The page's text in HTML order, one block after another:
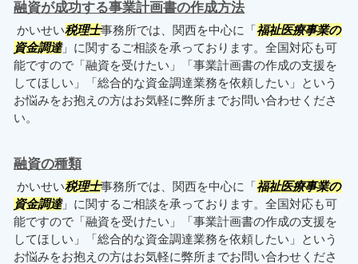
融資が成功する事業計画書の作成方法
かいせい税理士事務所では、関西を中心に「福祉医療事業の
資金調達」に関するご相談を承っております。全国対応も可
能ですので「融資を受けたい」「事業計画書の作成の支援を
してほしい」「総合的な資金調達業務を依頼したい」という
お悩みをお抱えの方はお気軽に弊所までお問い合わせくださ
い。
融資の種類
かいせい税理士事務所では、関西を中心に「福祉医療事業の
資金調達」に関するご相談を承っております。全国対応も可
能ですので「融資を受けたい」「事業計画書の作成の支援を
してほしい」「総合的な資金調達業務を依頼したい」という
お悩みをお抱えの方はお気軽に弊所までお問い合わせくださ